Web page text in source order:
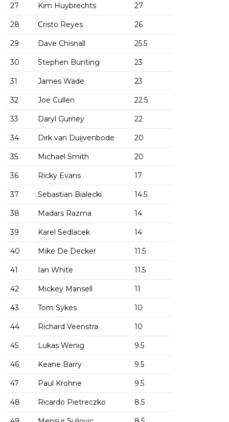
27 Kim Huybrechts 27
28 Cristo Reyes 26
29 Dave Chisnall 25.5
30 Stephen Bunting 23
31 James Wade 23
32 Joe Cullen 22.5
33 Daryl Gurney 22
34 Dirk van Duijvenbode 20
35 Michael Smith 20
36 Ricky Evans 17
37 Sebastian Bialecki 14.5
38 Madars Razma 14
39 Karel Sedlacek 14
40 Mike De Decker 11.5
41 Ian White 11.5
42 Mickey Mansell 11
43 Tom Sykes 10
44 Richard Veenstra 10
45 Lukas Wenig 9.5
46 Keane Barry 9.5
47 Paul Krohne 9.5
48 Ricardo Pietreczko 8.5